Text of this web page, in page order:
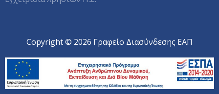
Copyright © 2026 Γραφείο Διασύνδεσης ΕΑΠ